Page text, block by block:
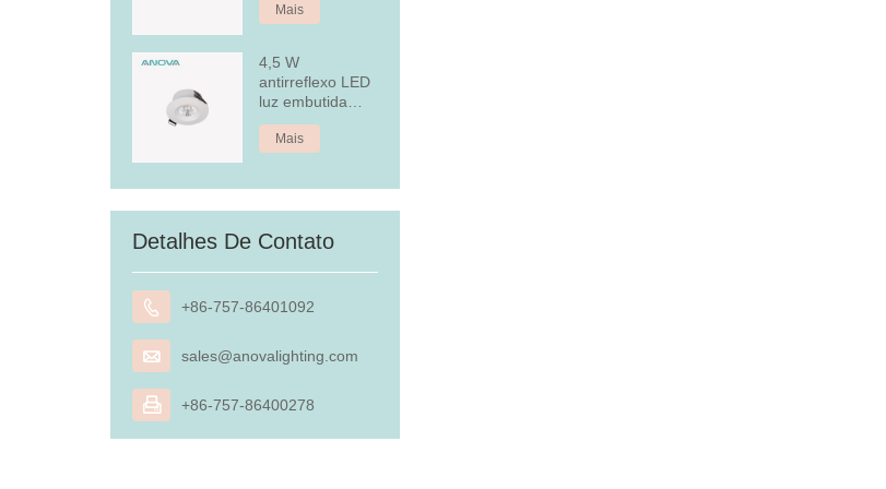
Mais
4,5 W
antirreflexo LED
luz embutida
embutida
Mais
Detalhes De Contato
 +86-757-86401092
 sales@anovalighting.com
 +86-757-86400278